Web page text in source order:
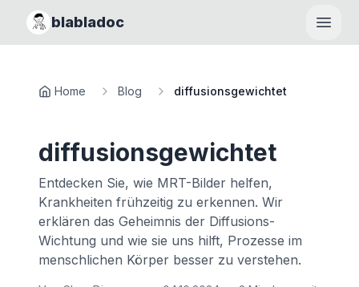
blabladoc
Home Blog diffusionsgewichtet
diffusionsgewichtet
Entdecken Sie, wie MRT-Bilder helfen,
Krankheiten frühzeitig zu erkennen. Wir
erklären das Geheimnis der Diffusions-
Wichtung und wie sie uns hilft, Prozesse im
menschlichen Körper besser zu verstehen.